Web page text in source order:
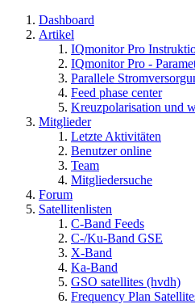
Dashboard
Artikel
IQmonitor Pro
IQmonitor Pro -
Parallele
Feed phase center
Kreuzpolarisation und
Mitglieder
Letzte Aktivitäten
Benutzer online
Team
Mitgliedersuche
Forum
Satellitenlisten
C-Band Feeds
C-/Ku-Band GSE
X-Band
Ka-Band
GSO satellites (hvdh)
Frequency Plan